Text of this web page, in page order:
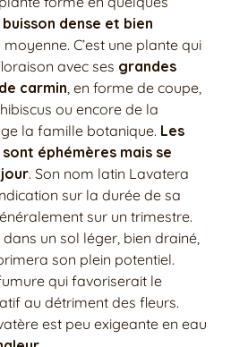
dense et bien
moyenne. C’est une plante qui
avec ses grandes
carmin, en forme de coupe,
ou encore de la
la famille botanique. Les
éphémères mais se
. Son nom latin Lavatera
sur la durée de sa
sur un trimestre.
un sol léger, bien drainé,
son plein potentiel.
qui favoriserait le
au détriment des fleurs.
est peu exigeante en eau